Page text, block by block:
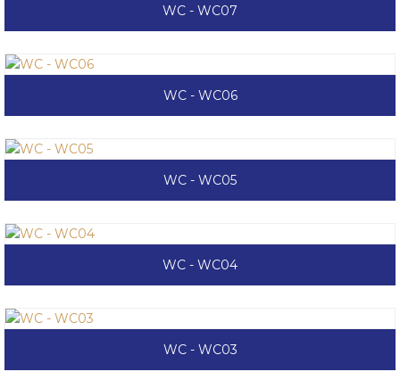
WC - WC07
WC - WC06
WC - WC05
WC - WC04
WC - WC03